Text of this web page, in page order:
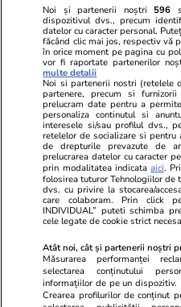
ZiaruldeIasi.ro
Proiectul imobiliar
Lidl Moara de Foc
vânzare. Dezvoltatorul
asociat în piață cu un
de anvergură
Vrei să îți fac o rețetă?
ULTIMELE ȘTIRI
Noi și partenerii noștri 596
dispozitivul dvs., precum
datelor cu caracter personal.
făcând clic mai jos, respectiv vă
în orice moment pe pagina cu
vor fi raportate partenerilor
multe detalii
Noi si partenerii nostri (retelele
partenere, precum si
prelucram date pentru a
personaliza continutul si
interesele si/sau profilul dvs.,
retelelor de socializare si pentru
de drepturile prevazute de
prelucrarea datelor cu caracter
prin modalitatea indicataaici.
folosirea tuturor Tehnologiilor de
dvs. cu privire la stocarea/
care colaboram. Prin click
INDIVIDUAL” puteti schimba
cele legate de cookie strict
Atât noi, cât și partenerii noștri
Măsurarea performanței
selectarea conținutului
informațiilor de pe un dispozitiv.
Crearea profilurilor de conținut